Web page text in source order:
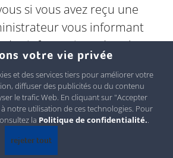
si vous avez reçu une
vous informant
des informations dans le
original.
questions, veuillez
au :1-833-252-
votre vie privée
et des services tiers pour améliorer votre
diffuser des publicités ou du contenu
le trafic Web. En cliquant sur "Accepter
notre utilisation de ces technologies. Pour
la Politique de confidentialité..
rejeter tout